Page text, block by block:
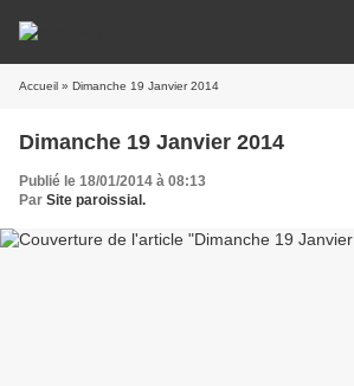
Accueil » Dimanche 19 Janvier 2014
Dimanche 19 Janvier 2014
Publié le 18/01/2014 à 08:13
Par Site paroissial.